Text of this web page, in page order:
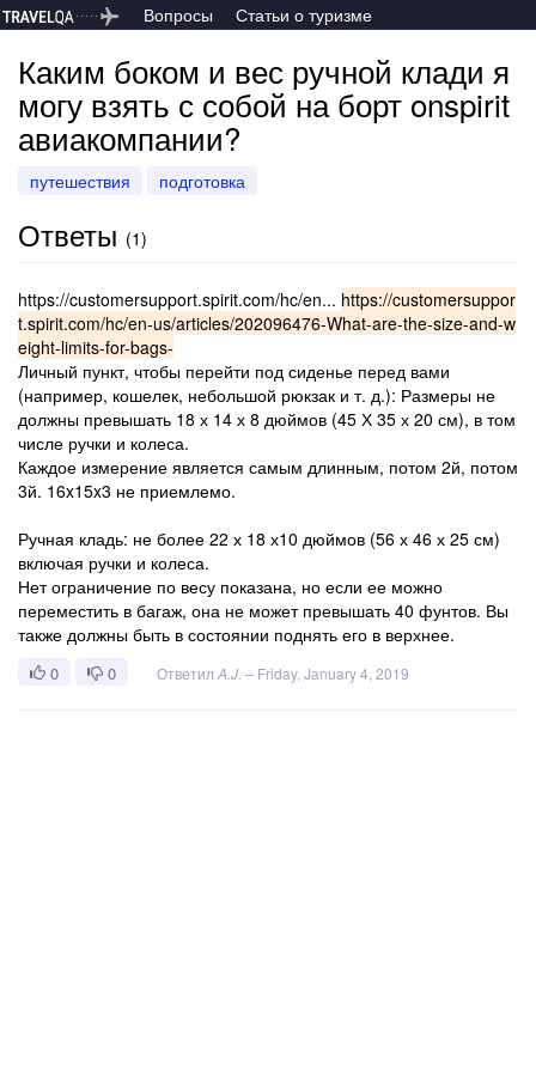
Вопросы Статьи о туризме
Каким боком и вес ручной клади я
могу взять с собой на борт onspirit
авиакомпании?
путешествия подготовка
Ответы (1)
https://customersupport.spirit.com/hc/en... https://customersuppor
t.spirit.com/hc/en-us/articles/202096476-What-are-the-size-and-w
eight-limits-for-bags-
Личный пункт, чтобы перейти под сиденье перед вами
(например, кошелек, небольшой рюкзак и т. д.): Размеры не
должны превышать 18 х 14 х 8 дюймов (45 Х 35 х 20 см), в том
числе ручки и колеса.
Каждое измерение является самым длинным, потом 2й, потом
3й. 16x15x3 не приемлемо.
Ручная кладь: не более 22 х 18 х10 дюймов (56 х 46 х 25 см)
включая ручки и колеса.
Нет ограничение по весу показана, но если ее можно
переместить в багаж, она не может превышать 40 фунтов. Вы
также должны быть в состоянии поднять его в верхнее.
0 0 Ответил A.J. – Friday, January 4, 2019